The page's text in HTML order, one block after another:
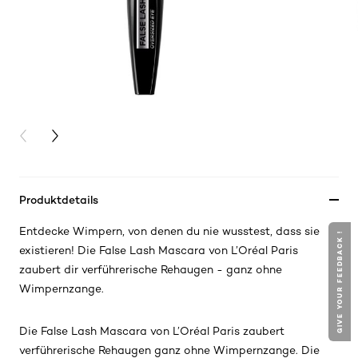
PREVIOUS CARD
NEXT CARD
Produktdetails
Entdecke Wimpern, von denen du nie wusstest, dass sie
existieren! Die False Lash Mascara von L’Oréal Paris
zaubert dir verführerische Rehaugen - ganz ohne
Wimpernzange.
Die False Lash Mascara von L’Oréal Paris zaubert
verführerische Rehaugen ganz ohne Wimpernzange. Die
GIVE YOUR FEEDBACK !